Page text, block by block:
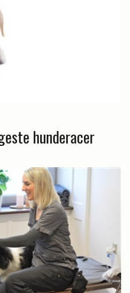
hunderacer